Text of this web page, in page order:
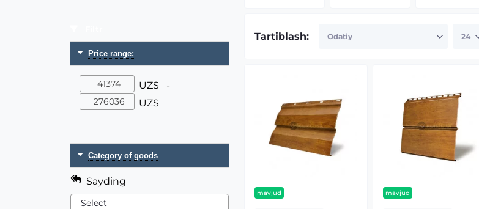
Price range:
UZS -
UZS
Category of goods
Sayding
Tartiblash:
mavjud mavjud